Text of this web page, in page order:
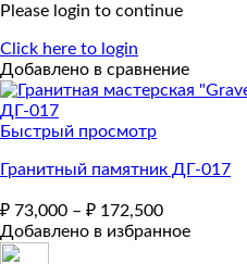
Please login to continue
Click here to login
Добавлено в сравнение
Быстрый просмотр
Гранитный памятник ДГ-017
₽ 73,000 – ₽ 172,500
Добавлено в избранное